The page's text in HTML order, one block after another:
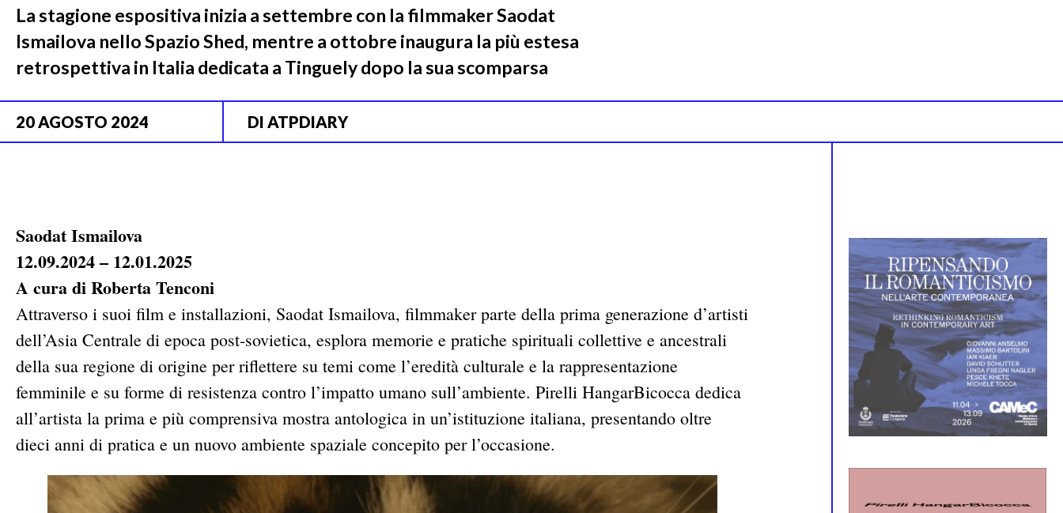
La stagione espositiva inizia a settembre con la filmmaker Saodat
Ismailova nello Spazio Shed, mentre a ottobre inaugura la più estesa
retrospettiva in Italia dedicata a Tinguely dopo la sua scomparsa
20 AGOSTO 2024 DI ATPDIARY
Saodat Ismailova
12.09.2024 – 12.01.2025
A cura di Roberta Tenconi
Attraverso i suoi film e installazioni, Saodat Ismailova, filmmaker parte della prima generazione d’artisti
dell’Asia Centrale di epoca post-sovietica, esplora memorie e pratiche spirituali collettive e ancestrali
della sua regione di origine per riflettere su temi come l’eredità culturale e la rappresentazione
femminile e su forme di resistenza contro l’impatto umano sull’ambiente. Pirelli HangarBicocca dedica
all’artista la prima e più comprensiva mostra antologica in un’istituzione italiana, presentando oltre
dieci anni di pratica e un nuovo ambiente spaziale concepito per l’occasione.